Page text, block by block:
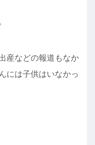
産などの報道もなか
には子供はいなかっ